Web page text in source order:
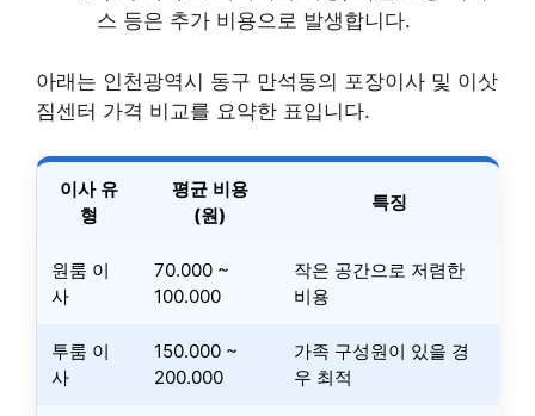
스 등은 추가 비용으로 발생합니다.
아래는 인천광역시 동구 만석동의 포장이사 및 이삿
짐센터 가격 비교를 요약한 표입니다.
이사 유
형
평균 비용
(원)
특징
원룸 이
사
70.000 ~
100.000
작은 공간으로 저렴한
비용
투룸 이
사
150.000 ~
200.000
가족 구성원이 있을 경
우 최적